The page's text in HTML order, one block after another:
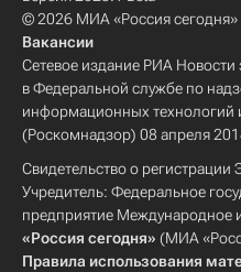
© 2026 МИА «Россия сегодня»
Вакансии
Сетевое издание РИА Новости
в Федеральной службе по
информационных технологий
(Роскомнадзор) 08 апреля
Свидетельство о
Учредитель: Федеральное
предприятие Международное
«Россия сегодня» (МИА
Правила использования